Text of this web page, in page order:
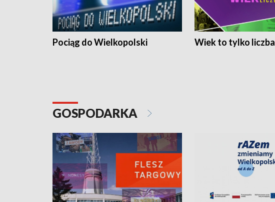
Pociąg do Wielkopolski Wiek to tylko liczba
GOSPODARKA